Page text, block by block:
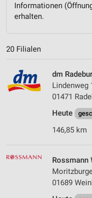
Informationen
erhalten.
20 Filialen
dm
Lindenweg
01471
Heute
146,85 km
Rossmann
01689